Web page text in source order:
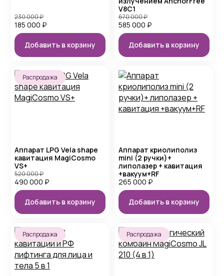
185 000 ₽
230 000₽
Добавить в корзину
V8C1
585 000 ₽
670 000₽
Добавить в корзину
Распродажа
Аппарат LPG Vela shape
кавитация MagiCosmo
VS+
490 000 ₽
520 000₽
Добавить в корзину
Аппарат криолиполиз
mini (2 ручки)+
липолазер + кавитация
+вакуум+RF
265 000 ₽
Добавить в корзину
Распродажа Распродажа